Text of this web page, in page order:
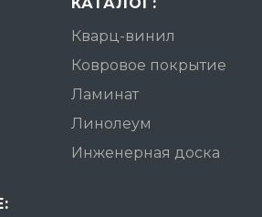
Кварц-винил
Ковровое покрытие
Ламинат
Линолеум
Инженерная доска